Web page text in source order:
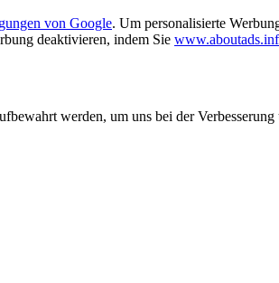
von Google. Um personalisierte
deaktivieren, indem Sie
werden, um uns bei der Verbesserung